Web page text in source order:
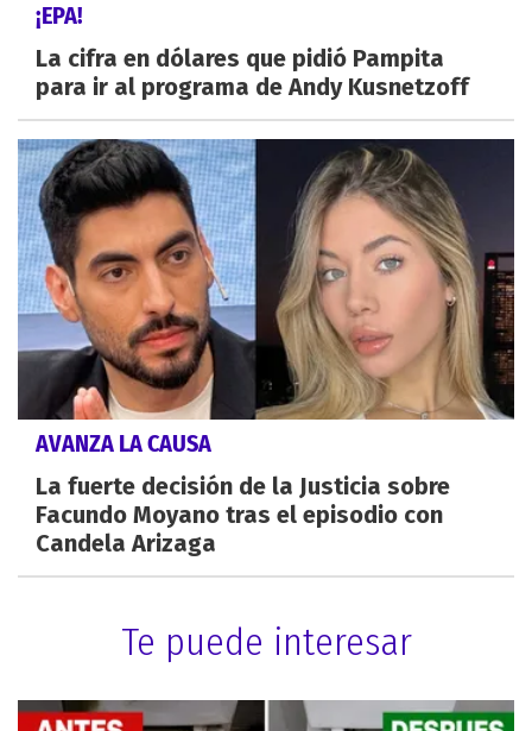
¡EPA!
La cifra en dólares que pidió Pampita
para ir al programa de Andy Kusnetzoff
AVANZA LA CAUSA
La fuerte decisión de la Justicia sobre
Facundo Moyano tras el episodio con
Candela Arizaga
Te puede interesar